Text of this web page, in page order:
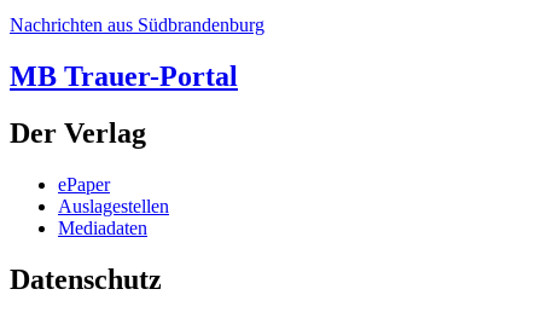
Nachrichten aus Südbrandenburg
MB Trauer-Portal
Der Verlag
ePaper
Auslagestellen
Mediadaten
Datenschutz